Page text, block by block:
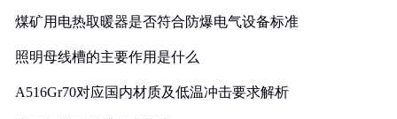
煤矿用电热取暖器是否符合防爆电气设备标准
照明母线槽的主要作用是什么
A516Gr70对应国内材质及低温冲击要求解析